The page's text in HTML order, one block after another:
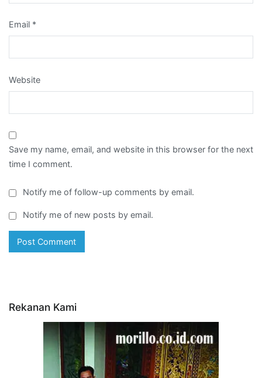
Email *
Website
Save my name, email, and website in this browser for the next
time I comment.
Notify me of follow-up comments by email.
Notify me of new posts by email.
Rekanan Kami